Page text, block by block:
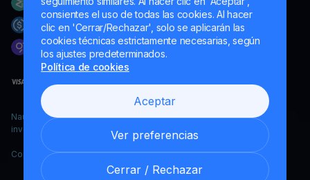
consientes el uso de todas las cookies. Al hacer
clic en 'Cerrar/Rechazar', solo se aplicarán las
cookies técnicas estrictamente necesarias, según
los ajustes predeterminados.
Política de cookies
Aceptar
Ver preferencias
Cerrar / Rechazar
Naumard LTD. – únicamente para fines de desarrollo informático,
investigación y marketing
Copyright YouHodler, 2026.